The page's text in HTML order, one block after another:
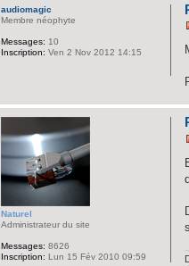
audiomagic
Membre néophyte
Messages: 10
Inscription: Ven 2 Nov 2012 14:15
Naturel
Administrateur du site
Messages: 8626
Inscription: Lun 15 Fév 2010 09:59